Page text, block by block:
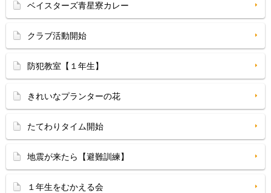
ベイスターズ青星寮カレー
クラブ活動開始
防犯教室【１年生】
きれいなプランターの花
たてわりタイム開始
地震が来たら【避難訓練】
１年生をむかえる会